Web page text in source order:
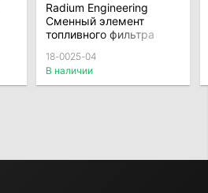
Radium Engineering
Сменный элемент
топливного фильтра
18-0025-04
В наличии